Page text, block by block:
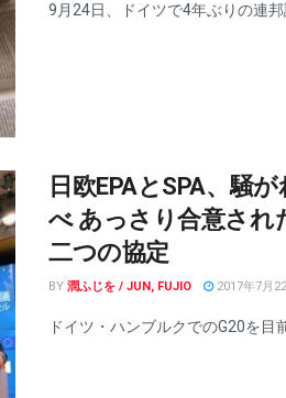
9月24日、ドイツで4年ぶりの連邦
日欧EPAとSPA、騒
べ あっさり合意され
二つの協定
BY 潤ふじを / JUN, FUJIO 2017年7月
ドイツ・ハンブルクでのG20を目